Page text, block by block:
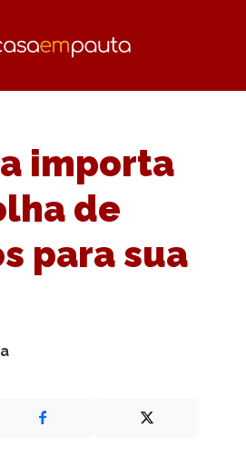
importa
de
para sua